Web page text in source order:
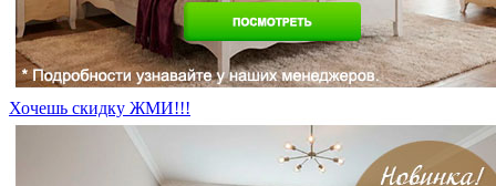
Хочешь скидку ЖМИ!!!